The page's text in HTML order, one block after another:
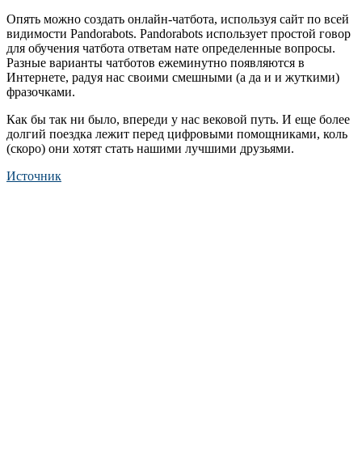
Опять можно создать онлайн-чатбота, используя сайт по всей
видимости Pandorabots. Pandorabots использует простой говор
для обучения чатбота ответам нате определенные вопросы.
Разные варианты чатботов ежеминутно появляются в
Интернете, радуя нас своими смешными (а да и и жуткими)
фразочками.
Как бы так ни было, впереди у нас вековой путь. И еще более
долгий поездка лежит перед цифровыми помощниками, коль
(скоро) они хотят стать нашими лучшими друзьями.
Источник